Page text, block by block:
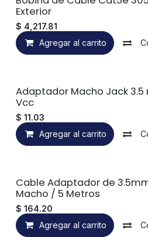
Exterior
$ 4,217.81
Agregar al carrito
Adaptador Macho Jack 3.5
Vcc
$ 11.03
Agregar al carrito
Cable Adaptador de
Macho / 5 Metros
$ 164.20
Agregar al carrito